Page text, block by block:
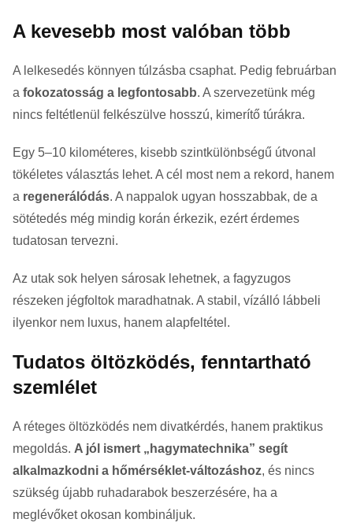
A kevesebb most valóban több
A lelkesedés könnyen túlzásba csaphat. Pedig februárban
a fokozatosság a legfontosabb. A szervezetünk még
nincs feltétlenül felkészülve hosszú, kimerítő túrákra.
Egy 5–10 kilométeres, kisebb szintkülönbségű útvonal
tökéletes választás lehet. A cél most nem a rekord, hanem
a regenerálódás. A nappalok ugyan hosszabbak, de a
sötétedés még mindig korán érkezik, ezért érdemes
tudatosan tervezni.
Az utak sok helyen sárosak lehetnek, a fagyzugos
részeken jégfoltok maradhatnak. A stabil, vízálló lábbeli
ilyenkor nem luxus, hanem alapfeltétel.
Tudatos öltözködés, fenntartható
szemlélet
A réteges öltözködés nem divatkérdés, hanem praktikus
megoldás. A jól ismert „hagymatechnika” segít
alkalmazkodni a hőmérséklet-változáshoz, és nincs
szükség újabb ruhadarabok beszerzésére, ha a
meglévőket okosan kombináljuk.